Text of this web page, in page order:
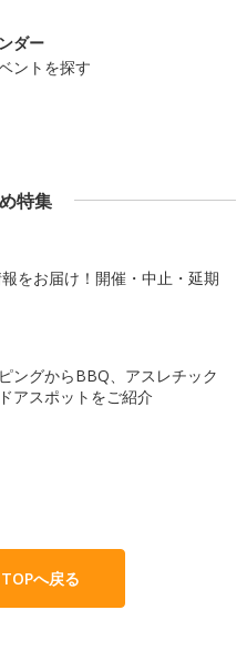
ダー
ントを探す
特集
をお届け！開催・中止・延期
ングからBBQ、アスレチック
アスポットをご紹介
へ戻る